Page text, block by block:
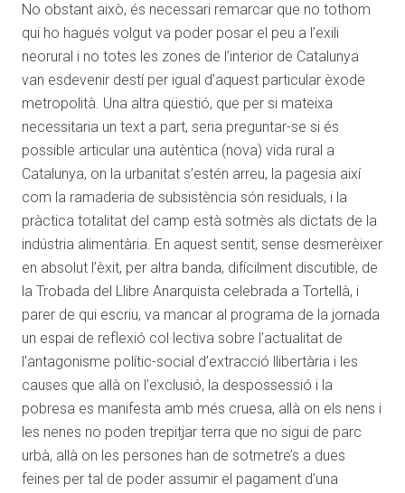
No obstant això, és necessari remarcar que no tothom
qui ho hagués volgut va poder posar el peu a l’exili
neorural i no totes les zones de l’interior de Catalunya
van esdevenir destí per igual d’aquest particular èxode
metropolità. Una altra qüestió, que per si mateixa
necessitaria un text a part, seria preguntar-se si és
possible articular una autèntica (nova) vida rural a
Catalunya, on la urbanitat s’estén arreu, la pagesia així
com la ramaderia de subsistència són residuals, i la
pràctica totalitat del camp està sotmès als dictats de la
indústria alimentària. En aquest sentit, sense desmerèixer
en absolut l’èxit, per altra banda, difícilment discutible, de
la Trobada del Llibre Anarquista celebrada a Tortellà, i
parer de qui escriu, va mancar al programa de la jornada
un espai de reflexió col·lectiva sobre l’actualitat de
l’antagonisme polític-social d’extracció llibertària i les
causes que allà on l’exclusió, la despossessió i la
pobresa es manifesta amb més cruesa, allà on els nens i
les nenes no poden trepitjar terra que no sigui de parc
urbà, allà on les persones han de sotmetre’s a dues
feines per tal de poder assumir el pagament d’una